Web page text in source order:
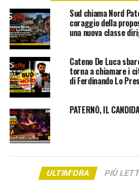
Sud chiama Nord
coraggio della
una nuova classe
Cateno De Luca
torna a chiamare i
di Ferdinando Lo
PATERNÒ, IL
ULTIM'ORA PIÙ